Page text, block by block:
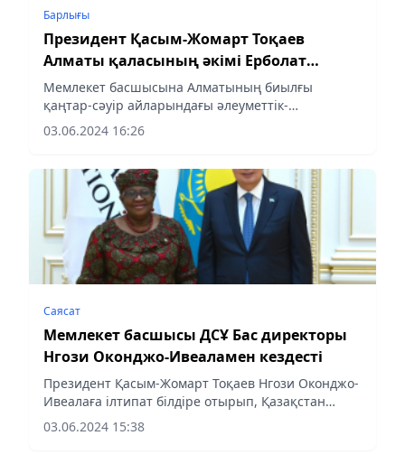
Барлығы
Президент Қасым-Жомарт Тоқаев
Алматы қаласының әкімі Ерболат
Досаевты қабылдады
Мемлекет басшысына Алматының биылғы
қаңтар-сәуір айларындағы әлеуметтік-
экономикалық дамуының алдын ала
қорытындысы жөнінде есеп берілді.
03.06.2024 16:26
Саясат
Мемлекет басшысы ДСҰ Бас директоры
Нгози Оконджо-Ивеаламен кездесті
Президент Қасым-Жомарт Тоқаев Нгози Оконджо-
Ивеалаға ілтипат білдіре отырып, Қазақстан
Дүниежүзілік сауда ұйымымен ынтымақтастықты
кеңейтуге айрықша мән беретінін атап өтті, деп
03.06.2024 15:38